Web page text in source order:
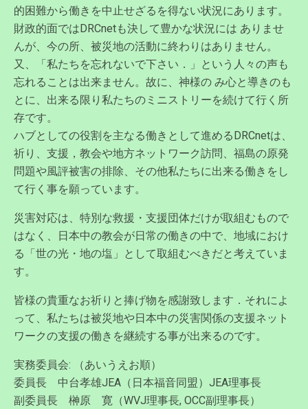
的困難から働きを中止せざるを得ない状況にあります。
財政的面ではDRCnetも決して豊かな状況には ありませ
んが、今の所、被災地の活動に終わりはありません。
又、「私たちを忘れないで下さい．」という人々の声も
忘れることは出来ません。故に、神様の み心と導きのも
とに、出来る限り私たちのミニストリーを続けて行く所
存です。
ハブとしての役割を主なる働きとして進めるDRCnetは、
祈り、支援，教会や地方ネットワーク訪問、福島の原発
問題や風評被害の排除、その他私たちに出来る働きをし
て行く事を願っています。
災害対応は、特別な救援・支援団体だけが取組むもので
はなく、日本中の教会が日常の働きの中で、地域におけ
る「世の光・地の塩」として取組むべきだと考えていま
す。
皆様の貴重なお祈りと捧げ物を感謝致します．それによ
って、私たちは被災地や日本中の災害関係の支援ネット
ワークの支援の働きを継続する事が出来るのです。
実務委員会: （あいうえお順）
委員長 中台孝雄JEA（日本福音同盟）JEA理事長
副委員長 榊原 寛（WVJ理事長, OCC副理事長）